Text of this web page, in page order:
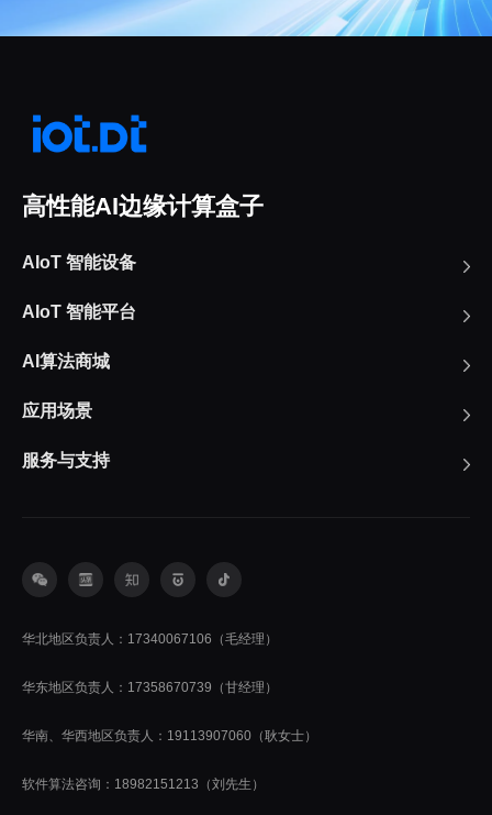
高性能AI边缘计算盒子
AIoT 智能设备
AIoT 智能平台
AI算法商城
应用场景
服务与支持
华北地区负责人：17340067106（毛经理）
华东地区负责人：17358670739（甘经理）
华南、华西地区负责人：19113907060（耿女士）
软件算法咨询：18982151213（刘先生）